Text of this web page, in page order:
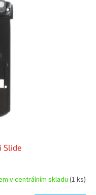
Slide
v centrálním skladu(1 ks)